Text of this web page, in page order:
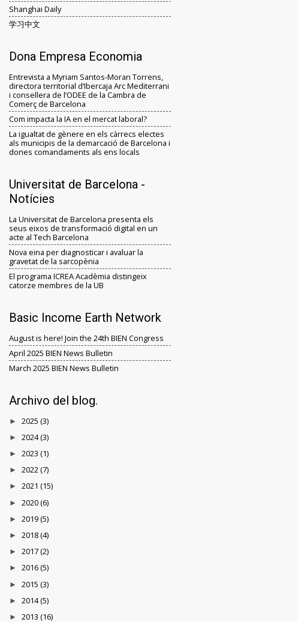
Shanghai Daily
学习中文
Dona Empresa Economia
Entrevista a Myriam Santos-Moran Torrens,
directora territorial d’Ibercaja Arc Mediterrani
i consellera de l’ODEE de la Cambra de
Comerç de Barcelona
Com impacta la IA en el mercat laboral?
La igualtat de gènere en els càrrecs electes
als municipis de la demarcació de Barcelona i
dones comandaments als ens locals
Universitat de Barcelona -
Notícies
La Universitat de Barcelona presenta els
seus eixos de transformació digital en un
acte al Tech Barcelona
Nova eina per diagnosticar i avaluar la
gravetat de la sarcopènia
El programa ICREA Acadèmia distingeix
catorze membres de la UB
Basic Income Earth Network
August is here! Join the 24th BIEN Congress
April 2025 BIEN News Bulletin
March 2025 BIEN News Bulletin
Archivo del blog.
► 2025 (3)
► 2024(3)
► 2023 (1)
► 2022(7)
► 2021 (15)
► 2020(6)
► 2019(5)
► 2018(4)
► 2017(2)
► 2016(5)
► 2015 (3)
► 2014(5)
► 2013 (16)